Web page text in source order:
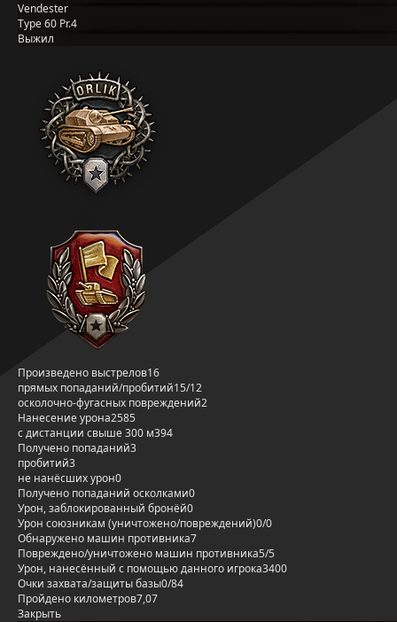
Vendester
Type 60 Pr.4
Выжил
Произведено выстрелов16
прямых попаданий/пробитий15/12
осколочно-фугасных повреждений2
Нанесение урона2585
с дистанции свыше 300 м394
Получено попаданий3
пробитий3
не нанёсших урон0
Получено попаданий осколками0
Урон, заблокированный бронёй0
Урон союзникам (уничтожено/повреждений)0/0
Обнаружено машин противника7
Повреждено/уничтожено машин противника5/5
Урон, нанесённый с помощью данного игрока3400
Очки захвата/защиты базы0/84
Пройдено километров7,07
Закрыть